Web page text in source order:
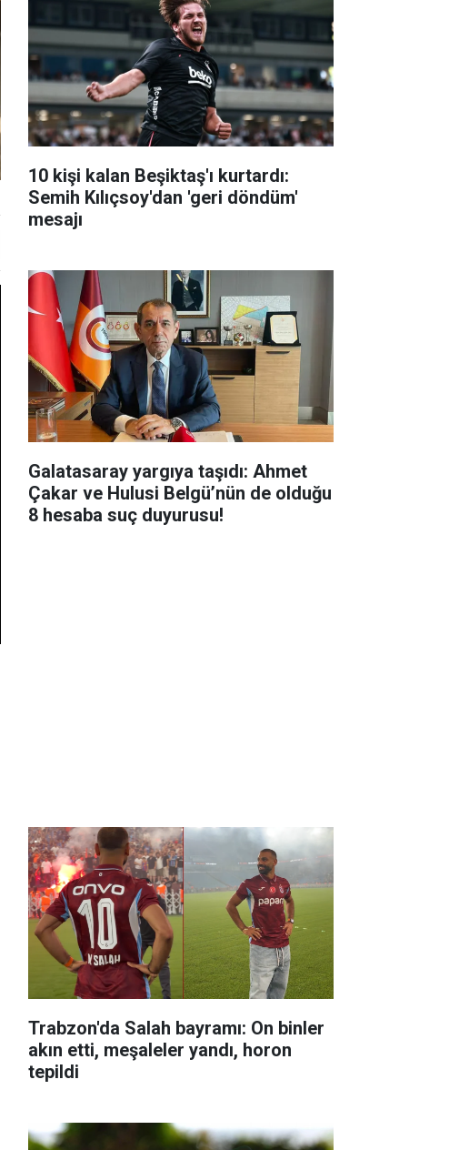
10 kişi kalan Beşiktaş'ı kurtardı:
Semih Kılıçsoy'dan 'geri döndüm'
mesajı
Galatasaray yargıya taşıdı: Ahmet
Çakar ve Hulusi Belgü’nün de olduğu
8 hesaba suç duyurusu!
Trabzon'da Salah bayramı: On binler
akın etti, meşaleler yandı, horon
tepildi